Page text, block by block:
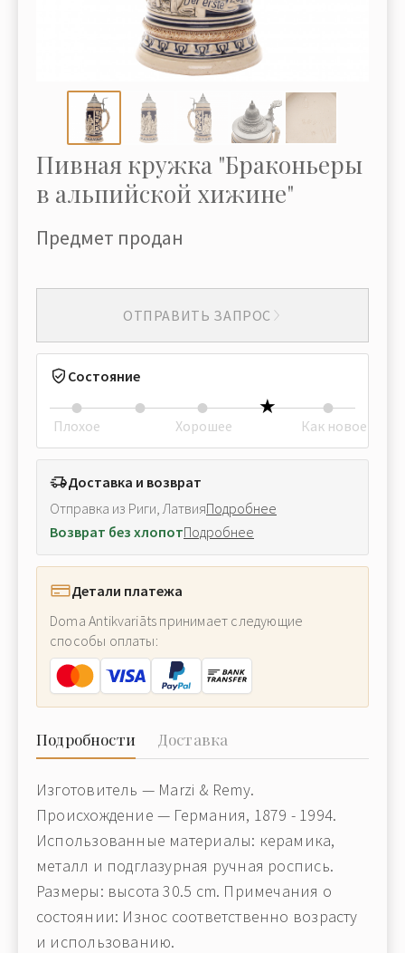
Пивная кружка "Браконьеры
в альпийской хижине"
Предмет продан
ОТПРАВИТЬ ЗАПРОС
Состояние
Плохое Хорошее Как новое
Доставка и возврат
Отправка из Риги, ЛатвияПодробнее
Возврат без хлопотПодробнее
Детали платежа
Doma Antikvariāts принимает следующие
способы оплаты:
Подробности Доставка
Изготовитель — Marzi & Remy.
Происхождение — Германия, 1879 - 1994.
Использованные материалы: керамика,
металл и подглазурная ручная роспись.
Размеры: высота 30.5 cm. Примечания о
состоянии: Износ соответственно возрасту
и использованию.